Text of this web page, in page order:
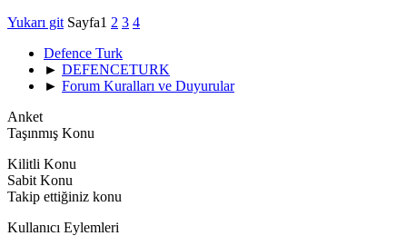
Yukarı git Sayfa1 2 3 4
Defence Turk
► DEFENCETURK
► Forum Kuralları ve Duyurular
Anket
Taşınmış Konu
Kilitli Konu
Sabit Konu
Takip ettiğiniz konu
Kullanıcı Eylemleri